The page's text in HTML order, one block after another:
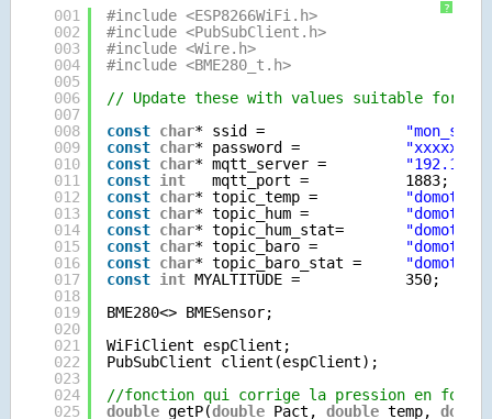
?
001
002
003
004
005
006
007
008
009
010
011
012
013
014
015
016
017
018
019
020
021
022
023
024
025
#include <ESP8266WiFi.h>
#include <PubSubClient.h>
#include <Wire.h>
#include <BME280_t.h>
// Update these with values suitable for
const char* ssid =
"mon_ssid"
const char* password = "xxxxx"
const char* mqtt_server =
const int
mqtt_port =           1883;
const char* topic_temp =
const char* topic_hum =
const char* topic_hum_stat=
const char* topic_baro =
const char* topic_baro_stat =
const int MYALTITUDE =            350;
BME280<> BMESensor;
WiFiClient espClient;
PubSubClient client(espClient);
//fonction qui corrige la pression en
double getP(double Pact, double temp, double